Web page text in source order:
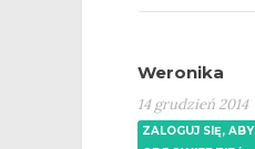
Weronika
14 grudzień 2014
ZALOGUJ SIĘ, ABY